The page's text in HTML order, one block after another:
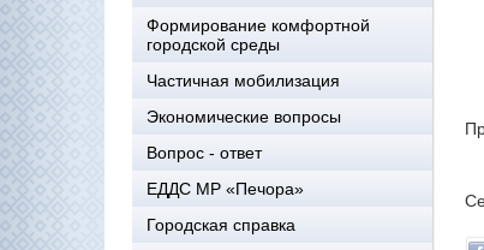
Формирование комфортной
городской среды
Частичная мобилизация
Экономические вопросы
Вопрос - ответ
ЕДДС МР «Печора»
Городская справка